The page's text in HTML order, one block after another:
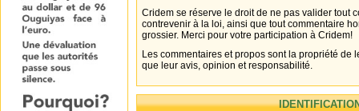
Cridem se réserve le droit de ne pas valider tout
contrevenir à la loi, ainsi que tout commentaire
grossier. Merci pour votre participation à Cridem!
Les commentaires et propos sont la propriété de
que leur avis, opinion et responsabilité.